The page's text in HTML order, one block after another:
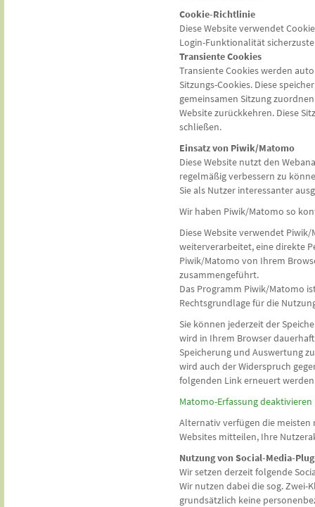
Cookie-Richtlinie
Diese Website verwendet
Login-Funktionalität
Transiente Cookies
Transiente Cookies werden
Sitzungs-Cookies. Diese
gemeinsamen Sitzung
Website zurückkehren. Diese
schließen.
Einsatz von Piwik/Matomo
Diese Website nutzt den
regelmäßig verbessern zu
Sie als Nutzer interessanter
Wir haben Piwik/Matomo so
Diese Website verwendet
weiterverarbeitet, eine direkte
Piwik/Matomo von Ihrem
zusammengeführt.
Das Programm Piwik/Matomo
Rechtsgrundlage für die
Sie können jederzeit der
wird in Ihrem Browser
Speicherung und Auswertung
wird auch der Widerspruch
folgenden Link erneuert
Matomo-Erfassung deaktivieren
Alternativ verfügen die meisten
Websites mitteilen, Ihre
Nutzung von Social-Media-
Wir setzen derzeit folgende
Wir nutzen dabei die sog. Zwei-
grundsätzlich keine